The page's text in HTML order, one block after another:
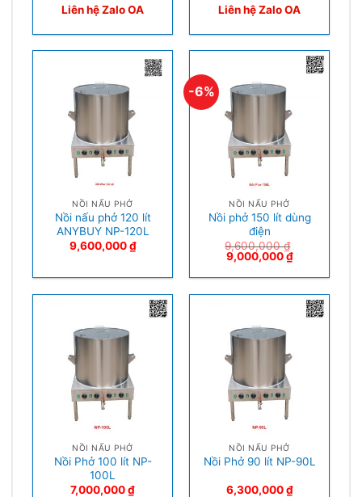
Liên hệ Zalo OA
Liên hệ Zalo OA
NỒI NẤU PHỞ
Nồi nấu phở 120 lít
ANYBUY NP-120L
9,600,000₫
-6%
NỒI NẤU PHỞ
Nồi phở 150 lít dùng
điện
9,600,000₫
9,000,000₫
NỒI NẤU PHỞ
Nồi Phở 100 lít NP-
100L
7,000,000₫
NỒI NẤU PHỞ
Nồi Phở 90 lít NP-90L
6,300,000₫